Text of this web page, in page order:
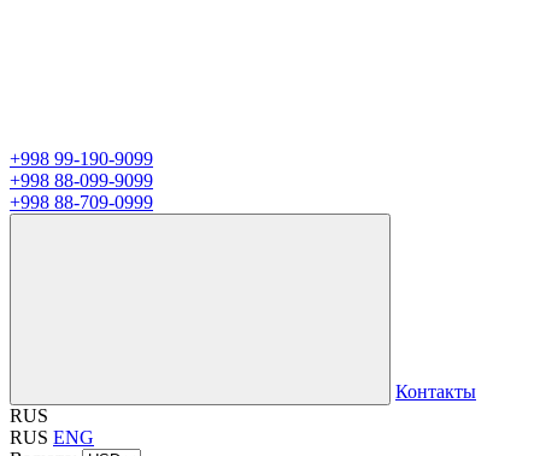
+998 99-190-9099
+998 88-099-9099
+998 88-709-0999
Контакты
RUS
RUS ENG